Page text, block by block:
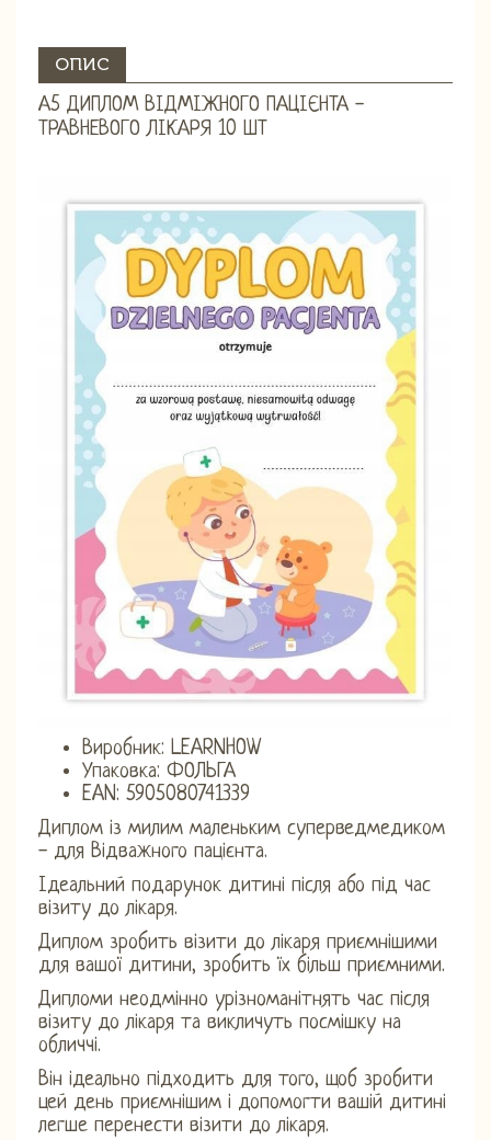
ОПИС
А5 ДИПЛОМ ВІДМІЖНОГО ПАЦІЄНТА -
ТРАВНЕВОГО ЛІКАРЯ 10 ШТ
Виробник: LEARNHOW
Упаковка: ФОЛЬГА
EAN: 5905080741339
Диплом із милим маленьким суперведмедиком
- для Відважного пацієнта.
Ідеальний подарунок дитині після або під час
візиту до лікаря.
Диплом зробить візити до лікаря приємнішими
для вашої дитини, зробить їх більш приємними.
Дипломи неодмінно урізноманітнять час після
візиту до лікаря та викличуть посмішку на
обличчі.
Він ідеально підходить для того, щоб зробити
цей день приємнішим і допомогти вашій дитині
легше перенести візити до лікаря.